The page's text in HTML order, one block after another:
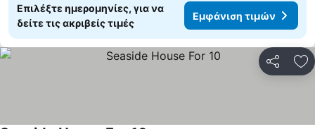
Επιλέξτε ημερομηνίες, για να
δείτε τις ακριβείς τιμές
Εμφάνιση τιμών